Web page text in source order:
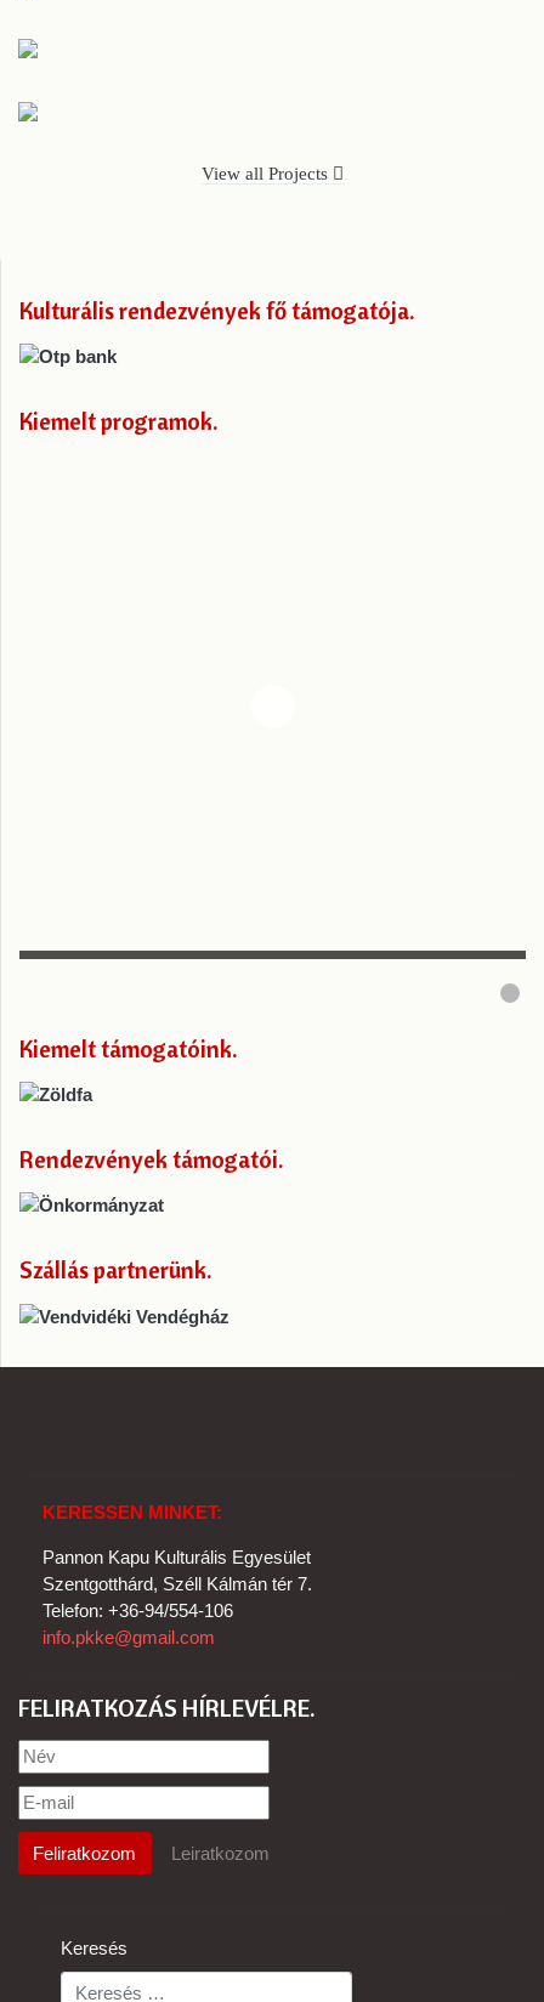
View all Projects
Kulturális rendezvények fő támogatója
Kiemelt programok
Kiemelt támogatóink
Rendezvények támogatói
Szállás partnerünk
KERESSEN MINKET:
Pannon Kapu Kulturális Egyesület
Szentgotthárd, Széll Kálmán tér 7.
Telefon: +36-94/554-106
info.pkke@gmail.com
FELIRATKOZÁS HÍRLEVÉLRE
Keresés